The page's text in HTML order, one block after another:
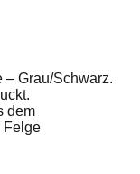
– Grau/Schwarz.
dem
Felge